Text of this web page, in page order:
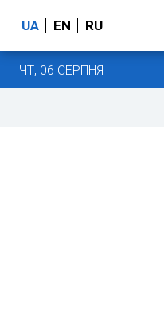
UA EN RU
ЧТ, 06 СЕРПНЯ